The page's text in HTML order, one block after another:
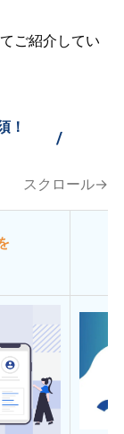
ご紹介してい
！
/
スクロール→